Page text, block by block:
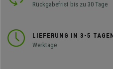
Rückgabefrist bis zu 30 Tage
LIEFERUNG IN 3-5
Werktage